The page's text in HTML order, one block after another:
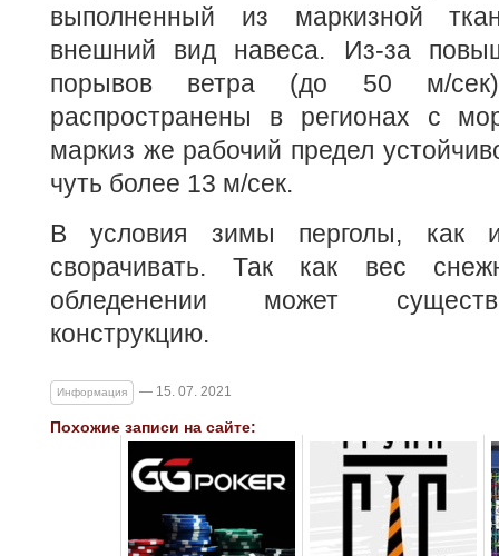
выполненный из маркизной
внешний вид навеса. Из-за
порывов ветра (до 50 м/
распространены в регионах с
маркиз же рабочий предел
чуть более 13 м/сек.
В условия зимы перголы, как
сворачивать. Так как вес
обледенении может
конструкцию.
Информация — 15. 07. 2021
Похожие записи на сайте: